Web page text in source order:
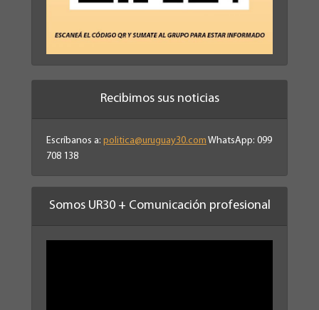
Recibimos sus noticias
Escríbanos a: politica@uruguay30.com WhatsApp: 099
708 138
Somos UR30 + Comunicación profesional